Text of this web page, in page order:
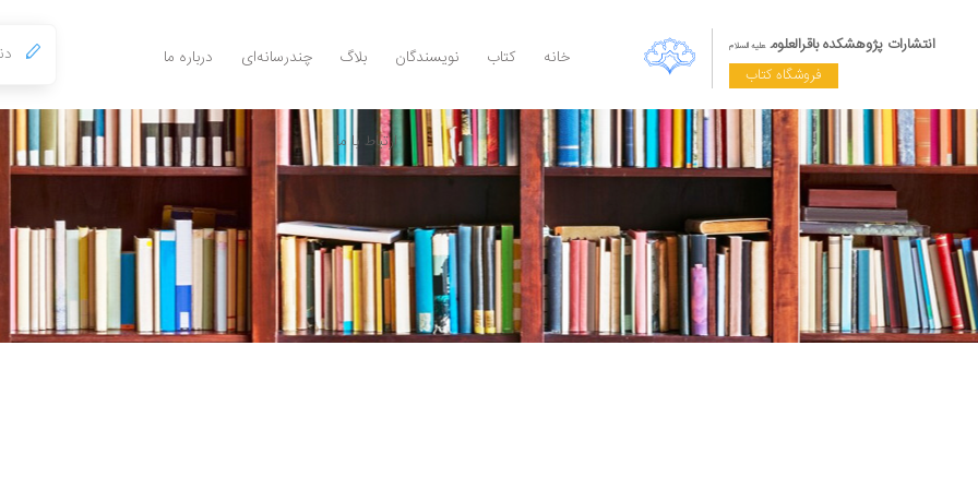
انتشارات پژوهشکده باقرالعلوم علیه السلام
فروشگاه کتاب
خانه کتاب نویسندگان بلاگ چندرسانه‌ای درباره ما
ارتباط با ما